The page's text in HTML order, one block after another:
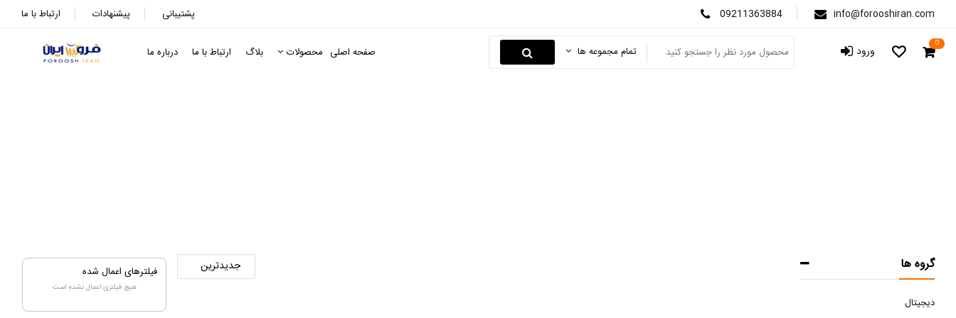
ارتباط با ما پیشنهادات پشتیبانی 09211363884 info@forooshiran.com
صفحه اصلی محصولات بلاگ ارتباط با ما درباره ما تمام مجموعه ها ورود 0
فیلترهای اعمال شده
هیچ فیلتری اعمال نشده است
گروه ها
دیجیتال